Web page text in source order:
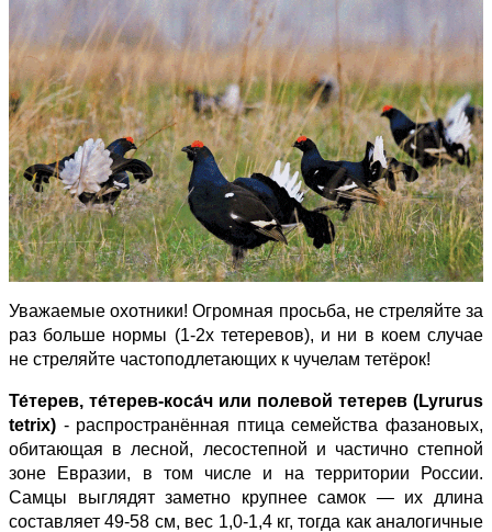
Уважаемые охотники! Огромная просьба, не стреляйте за
раз больше нормы (1-2х тетеревов), и ни в коем случае
не стреляйте частоподлетающих к чучелам тетёрок!
Те́терев, те́терев-коса́ч или полевой тетерев (Lyrurus
tetrix) - распространённая птица семейства фазановых,
обитающая в лесной, лесостепной и частично степной
зоне Евразии, в том числе и на территории России.
Самцы выглядят заметно крупнее самок — их длина
составляет 49-58 см, вес 1,0-1,4 кг, тогда как аналогичные